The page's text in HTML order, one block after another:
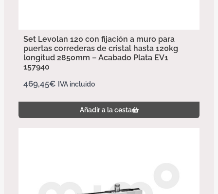
Set Levolan 120 con fijación a muro para
puertas correderas de cristal hasta 120kg
longitud 2850mm – Acabado Plata EV1
157940
469,45€ IVA incluido
Añadir a la cesta